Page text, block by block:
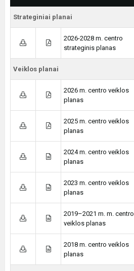
Strateginiai planai
2026-2028 m. centro
strateginis planas
Veiklos planai
2026 m. centro veiklos
planas
2025 m. centro veiklos
planas
2024 m. centro veiklos
planas
2023 m. centro veiklos
planas
2019–2021 m. m. centro
veiklos planas
2018 m. centro veiklos
planas